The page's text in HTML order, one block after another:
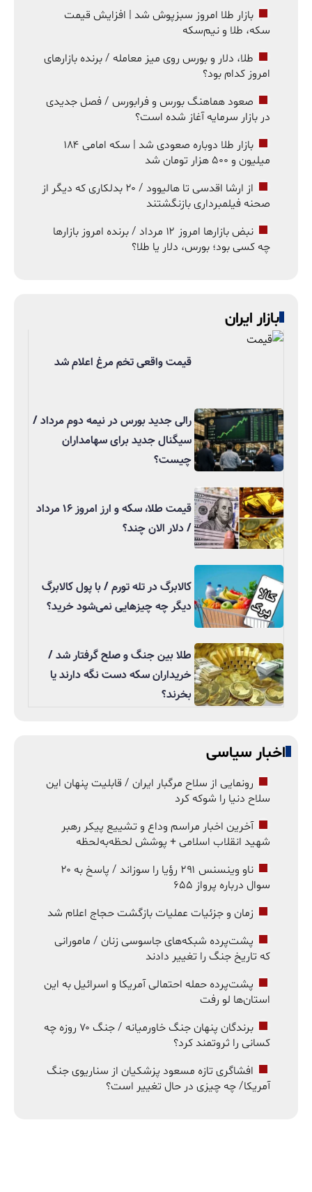
بازار طلا امروز سبزپوش شد | افزایش قیمت
سکه، طلا و نیم‌سکه
طلا، دلار و بورس روی میز معامله / برنده بازارهای
امروز کدام بود؟
صعود هماهنگ بورس و فرابورس / فصل جدیدی
در بازار سرمایه آغاز شده است؟
بازار طلا دوباره صعودی شد | سکه امامی ۱۸۴
میلیون و ۵۰۰ هزار تومان شد
از ارشا اقدسی تا هالیوود / ۲۰ بدلکاری که دیگر از
صحنه فیلمبرداری بازنگشتند
نبض بازارها امروز ۱۲ مرداد / برنده امروز بازارها
چه کسی بود؛ بورس، دلار یا طلا؟
بازار ایران
قیمت واقعی تخم مرغ اعلام شد
رالی جدید بورس در نیمه دوم مرداد /
سیگنال جدید برای سهامداران
چیست؟
قیمت طلا، سکه و ارز امروز ۱۶ مرداد
/ دلار الان چند؟
کالابرگ در تله تورم / با پول کالابرگ
دیگر چه چیزهایی نمی‌شود خرید؟
طلا بین جنگ و صلح گرفتار شد /
خریداران سکه دست نگه دارند یا
بخرند؟
اخبار سیاسی
رونمایی از سلاح مرگبار ایران / قابلیت پنهان این
سلاح دنیا را شوکه کرد
آخرین اخبار مراسم وداع و تشییع پیکر رهبر
شهید انقلاب اسلامی + پوشش لحظه‌به‌لحظه
ناو وینسنس ۲۹۱ رؤیا را سوزاند / پاسخ به ۲۰
سوال درباره پرواز ۶۵۵
زمان و جزئیات عملیات بازگشت حجاج اعلام شد
پشت‌پرده شبکه‌های جاسوسی زنان / مامورانی
که تاریخ جنگ را تغییر دادند
پشت‌پرده حمله احتمالی آمریکا و اسرائیل به این
استان‌ها لو رفت
برندگان پنهان جنگ خاورمیانه / جنگ ۷۰ روزه چه
کسانی را ثروتمند کرد؟
افشاگری تازه مسعود پزشکیان از سناریوی جنگ
آمریکا/ چه چیزی در حال تغییر است؟